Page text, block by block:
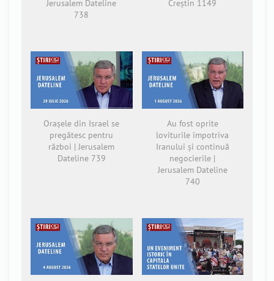
Jerusalem Dateline
738
Creștin 1149
Orașele din Israel se
pregătesc pentru
război | Jerusalem
Dateline 739
Au fost oprite
loviturile împotriva
Iranului și continuă
negocierile |
Jerusalem Dateline
740